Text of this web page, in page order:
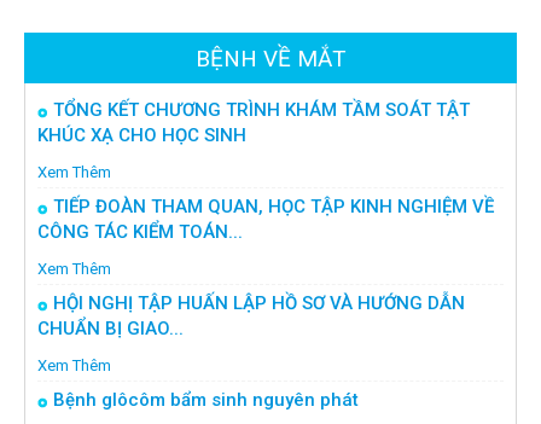
BỆNH VỀ MẮT
TỔNG KẾT CHƯƠNG TRÌNH KHÁM TẦM SOÁT TẬT
KHÚC XẠ CHO HỌC SINH
Xem Thêm
TIẾP ĐOÀN THAM QUAN, HỌC TẬP KINH NGHIỆM VỀ
CÔNG TÁC KIỂM TOÁN...
Xem Thêm
HỘI NGHỊ TẬP HUẤN LẬP HỒ SƠ VÀ HƯỚNG DẪN
CHUẨN BỊ GIAO...
Xem Thêm
Bệnh glôcôm bẩm sinh nguyên phát